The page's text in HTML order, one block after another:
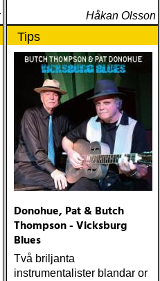
Håkan Olsson
Tips
Donohue, Pat & Butch
Thompson - Vicksburg
Blues
Två briljanta
instrumentalister blandar or